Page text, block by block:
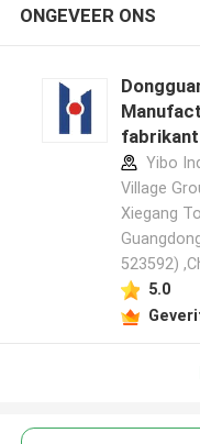
ONGEVEER ONS
Yibo
Village
Xiegang
523592)
5.0